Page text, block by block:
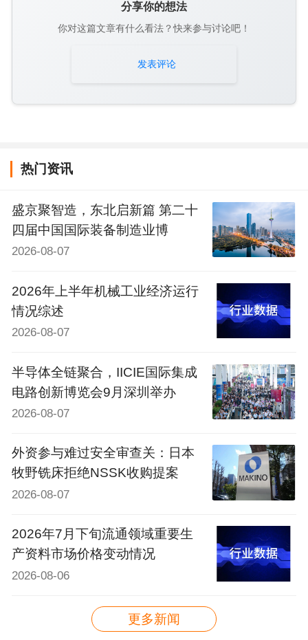
分享你的想法
你对这篇文章有什么看法？快来参与讨论吧！
发表评论
热门资讯
盛京聚智造，东北启新篇 第二十
四届中国国际装备制造业博
2026-08-07
2026年上半年机械工业经济运行
情况综述
2026-08-07
半导体全链聚合，IICIE国际集成
电路创新博览会9月深圳举办
2026-08-07
外资参与难过安全审查关：日本
牧野铣床拒绝NSSK收购提案
2026-08-07
2026年7月下旬流通领域重要生
产资料市场价格变动情况
2026-08-06
更多新闻